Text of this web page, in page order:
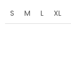
S
M L XL